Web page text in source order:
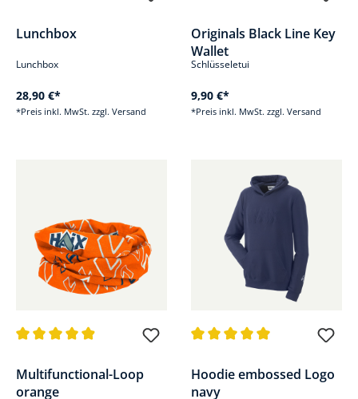
Lunchbox
Lunchbox
28,90 €*
*Preis inkl. MwSt. zzgl. Versand
Originals Black Line Key
Wallet
Schlüsseletui
9,90 €*
*Preis inkl. MwSt. zzgl. Versand
Multifunctional-Loop
orange
Hoodie embossed Logo
navy